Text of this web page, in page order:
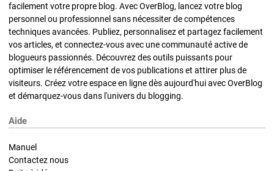
facilement votre propre blog. Avec OverBlog, lancez votre blog
personnel ou professionnel sans nécessiter de compétences
techniques avancées. Publiez, personnalisez et partagez facilement
vos articles, et connectez-vous avec une communauté active de
blogueurs passionnés. Découvrez des outils puissants pour
optimiser le référencement de vos publications et attirer plus de
visiteurs. Créez votre espace en ligne dès aujourd'hui avec OverBlog
et démarquez-vous dans l'univers du blogging.
Aide
Manuel
Contactez nous